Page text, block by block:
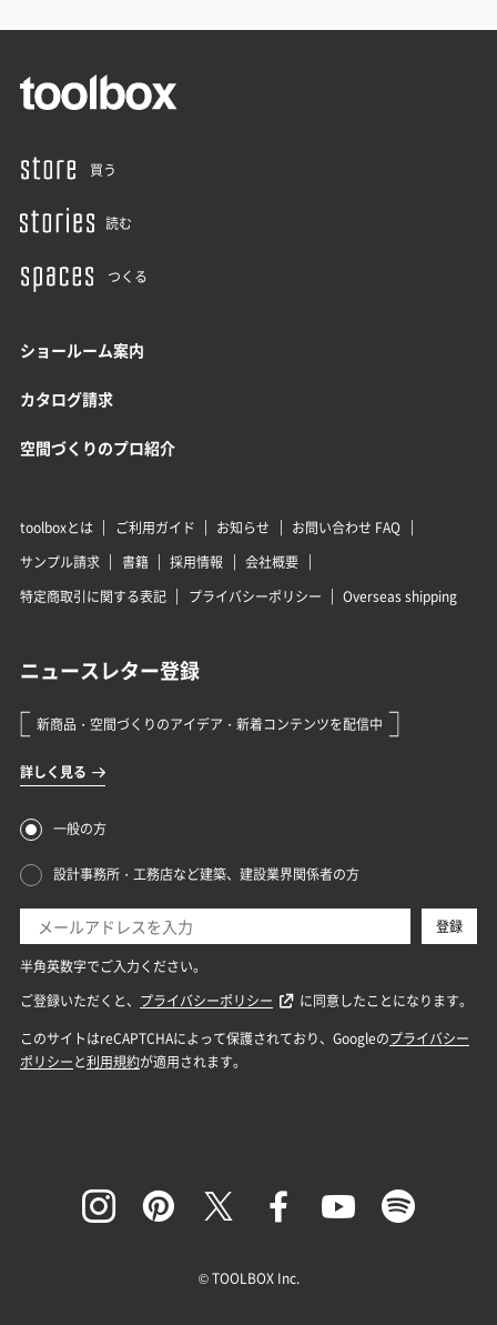
買う
読む
つくる
ショールーム案内
カタログ請求
空間づくりのプロ紹介
toolboxとは ご利用ガイド お知らせ
お問い合わせ FAQ
サンプル請求
書籍 採用情報
会社概要
特定商取引に関する表記
プライバシーポリシー Overseas shipping
© TOOLBOX Inc.